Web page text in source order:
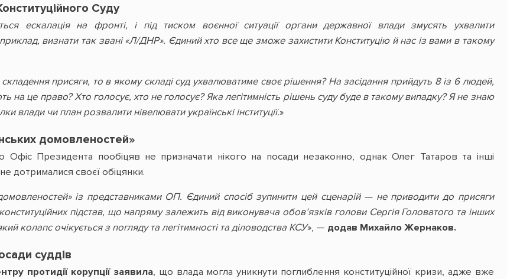
Суду
ескалація на фронті, і під тиском воєнної ситуації органи державної влади змусять ухвалити
визнати так звані «Л/ДНР». Єдиний хто все ще зможе захистити Конституцію й нас із вами в такому
присяги, то в якому складі суд ухвалюватиме своє рішення? На засідання прийдуть 8 із 6 людей,
на це право? Хто голосує, хто не голосує? Яка легітимність рішень суду буде в такому випадку? Я не знаю
влади чи план розвалити нівелювати українські інституції.»
домовленостей»
Офіс Президента пообіцяв не призначати нікого на посади незаконно, однак Олег Татаров та інші
дотрималися своєї обіцянки.
із представниками ОП. Єдиний спосіб зупинити цей сценарій — не приводити до присяги
підстав, що напряму залежить від виконувача обов’язків голови Сергія Головатого та інших
колапс очікується з погляду та легітимності та діловодства КСУ», — додав Михайло Жернаков.
суддів
протидії корупції заявила, що влада могла уникнути поглиблення конституційної кризи, адже вже